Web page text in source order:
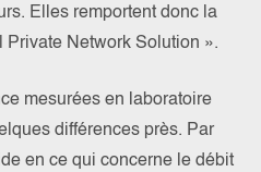
Elles remportent donc la
Private Network Solution ».
mesurées en laboratoire
différences près. Par
en ce qui concerne le débit